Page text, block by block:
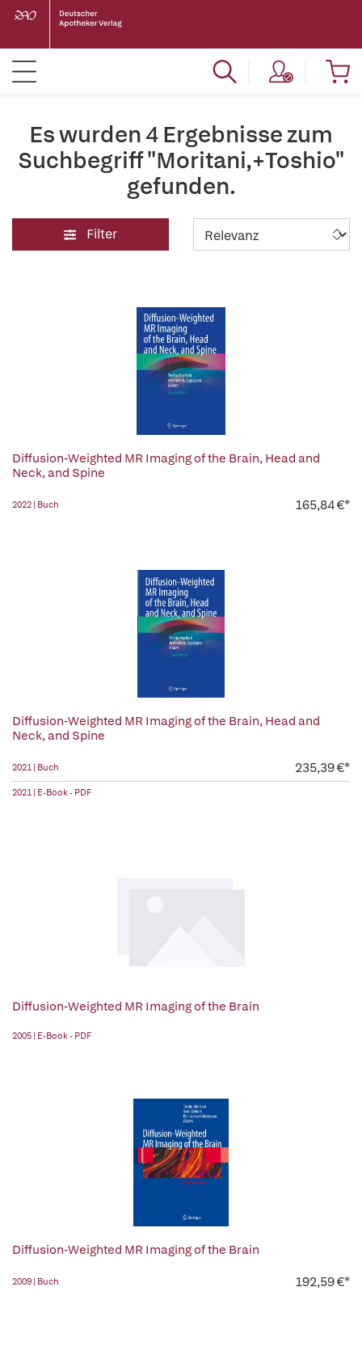
Es wurden 4 Ergebnisse zum
Suchbegriff "Moritani,+Toshio"
gefunden.
Filter
Diffusion-Weighted MR Imaging of the Brain, Head and
Neck, and Spine
2022 | Buch 165,84 €*
Diffusion-Weighted MR Imaging of the Brain, Head and
Neck, and Spine
2021 | Buch 235,39 €*
2021 | E-Book - PDF
Diffusion-Weighted MR Imaging of the Brain
2005 | E-Book - PDF
Diffusion-Weighted MR Imaging of the Brain
2009 | Buch 192,59 €*